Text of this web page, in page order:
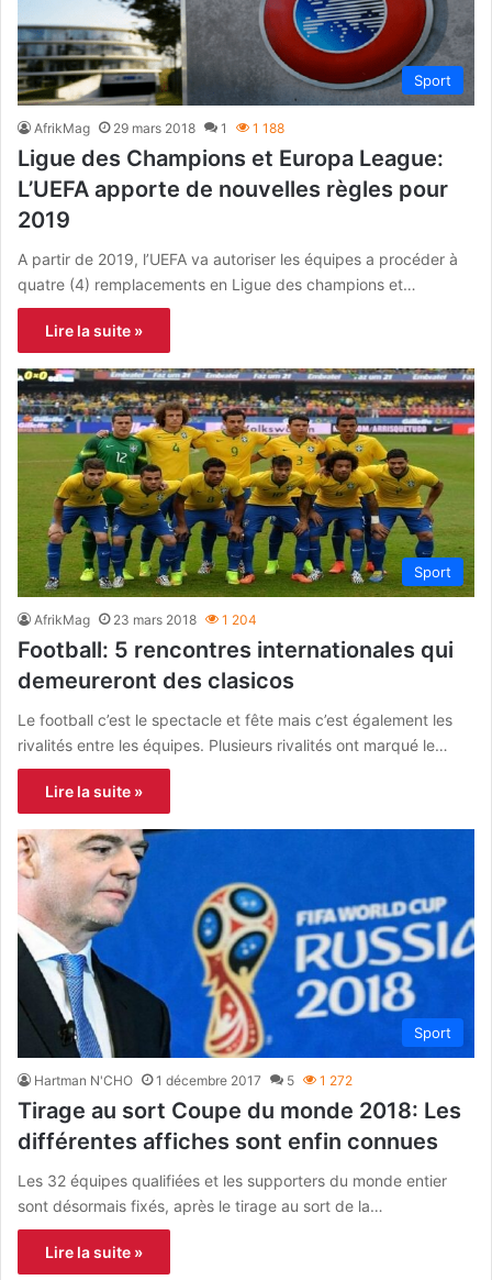
Sport
AfrikMag 29 mars 2018 1 1 188
Ligue des Champions et Europa League:
L’UEFA apporte de nouvelles règles pour
2019
A partir de 2019, l’UEFA va autoriser les équipes a procéder à
quatre (4) remplacements en Ligue des champions et…
Lire la suite »
Sport
AfrikMag 23 mars 2018 1 204
Football: 5 rencontres internationales qui
demeureront des clasicos
Le football c’est le spectacle et fête mais c’est également les
rivalités entre les équipes. Plusieurs rivalités ont marqué le…
Lire la suite »
Sport
Hartman N'CHO 1 décembre 2017 5 1 272
Tirage au sort Coupe du monde 2018: Les
différentes affiches sont enfin connues
Les 32 équipes qualifiées et les supporters du monde entier
sont désormais fixés, après le tirage au sort de la…
Lire la suite »